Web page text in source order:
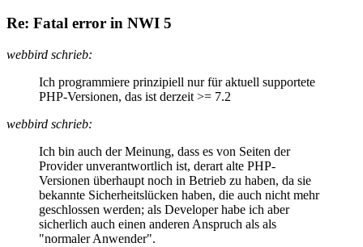
Re: Fatal error in NWI 5
webbird schrieb:
Ich programmiere prinzipiell nur für aktuell supportete
PHP-Versionen, das ist derzeit >= 7.2
webbird schrieb:
Ich bin auch der Meinung, dass es von Seiten der
Provider unverantwortlich ist, derart alte PHP-
Versionen überhaupt noch in Betrieb zu haben, da sie
bekannte Sicherheitslücken haben, die auch nicht mehr
geschlossen werden; als Developer habe ich aber
sicherlich auch einen anderen Anspruch als als
"normaler Anwender".